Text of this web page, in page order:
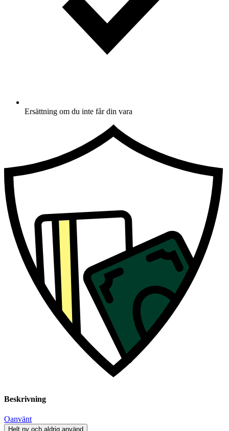
Ersättning om du inte får din vara
Beskrivning
Oanvänt
Helt ny och aldrig använd